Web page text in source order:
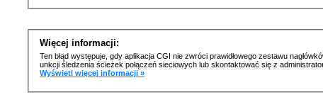
Więcej informacji:
Ten błąd występuje, gdy aplikacja CGI nie zwróci prawidłowego zestawu
unkcji śledzenia ścieżek połączeń sieciowych lub skontaktować się z
Wyświetl więcej informacji »